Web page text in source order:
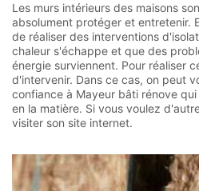
Les murs intérieurs des maisons
absolument protéger et entretenir.
de réaliser des interventions
chaleur s'échappe et que des
énergie surviennent. Pour réaliser
d'intervenir. Dans ce cas, on peut
confiance à Mayeur bâti rénove
en la matière. Si vous voulez
visiter son site internet.